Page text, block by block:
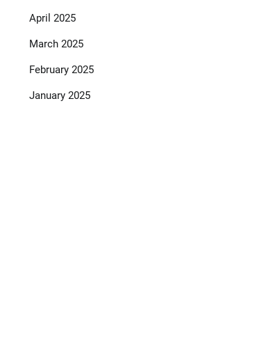
April 2025
March 2025
February 2025
January 2025